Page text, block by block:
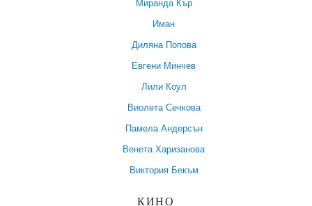
Миранда Кър
Иман
Диляна Попова
Евгени Минчев
Лили Коул
Виолета Сечкова
Памела Андерсън
Венета Харизанова
Виктория Бекъм
КИНО